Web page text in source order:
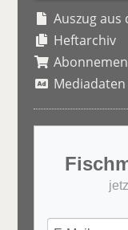
Auszug
Heftarchiv
Mediadaten